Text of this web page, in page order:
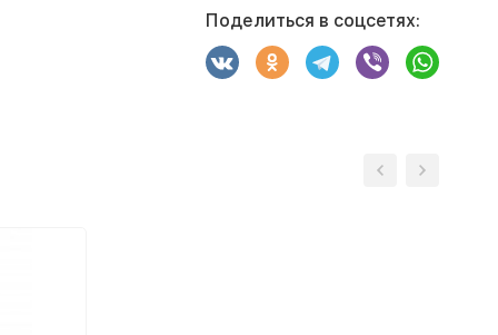
Поделиться в соцсетях: